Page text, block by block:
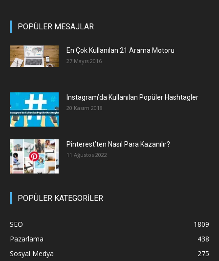
POPÜLER MESAJLAR
En Çok Kullanılan 21 Arama Motoru
27 Mayıs 2016
Instagram’da Kullanılan Popüler Hashtagler
20 Kasım 2018
Pinterest’ten Nasıl Para Kazanılır?
11 Ağustos 2022
POPÜLER KATEGORİLER
SEO
1809
Pazarlama
438
Sosyal Medya
275